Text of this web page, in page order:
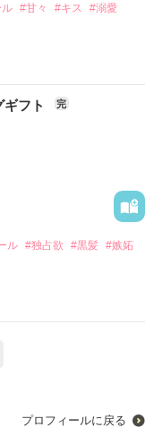
きたらしい。
った。
兄さん。
」
現れたのは、
#甘々 #キス
#溺愛
ギフト 完
ル #独占欲 #黒髪 #嫉妬
プロフィールに戻る